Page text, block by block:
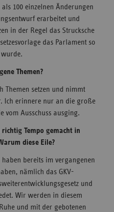
100 einzelnen Änderungen
erarbeitet und
in der Regel das Strucksche
das Parlament so
Themen?
Themen setzen und nimmt
Ich erinnere nur an die große
vom Ausschuss ausging.
Tempo gemacht in
diese Eile?
haben bereits im vergangenen
nämlich das GKV-
und
Wir werden in diesem
und mit der gebotenen